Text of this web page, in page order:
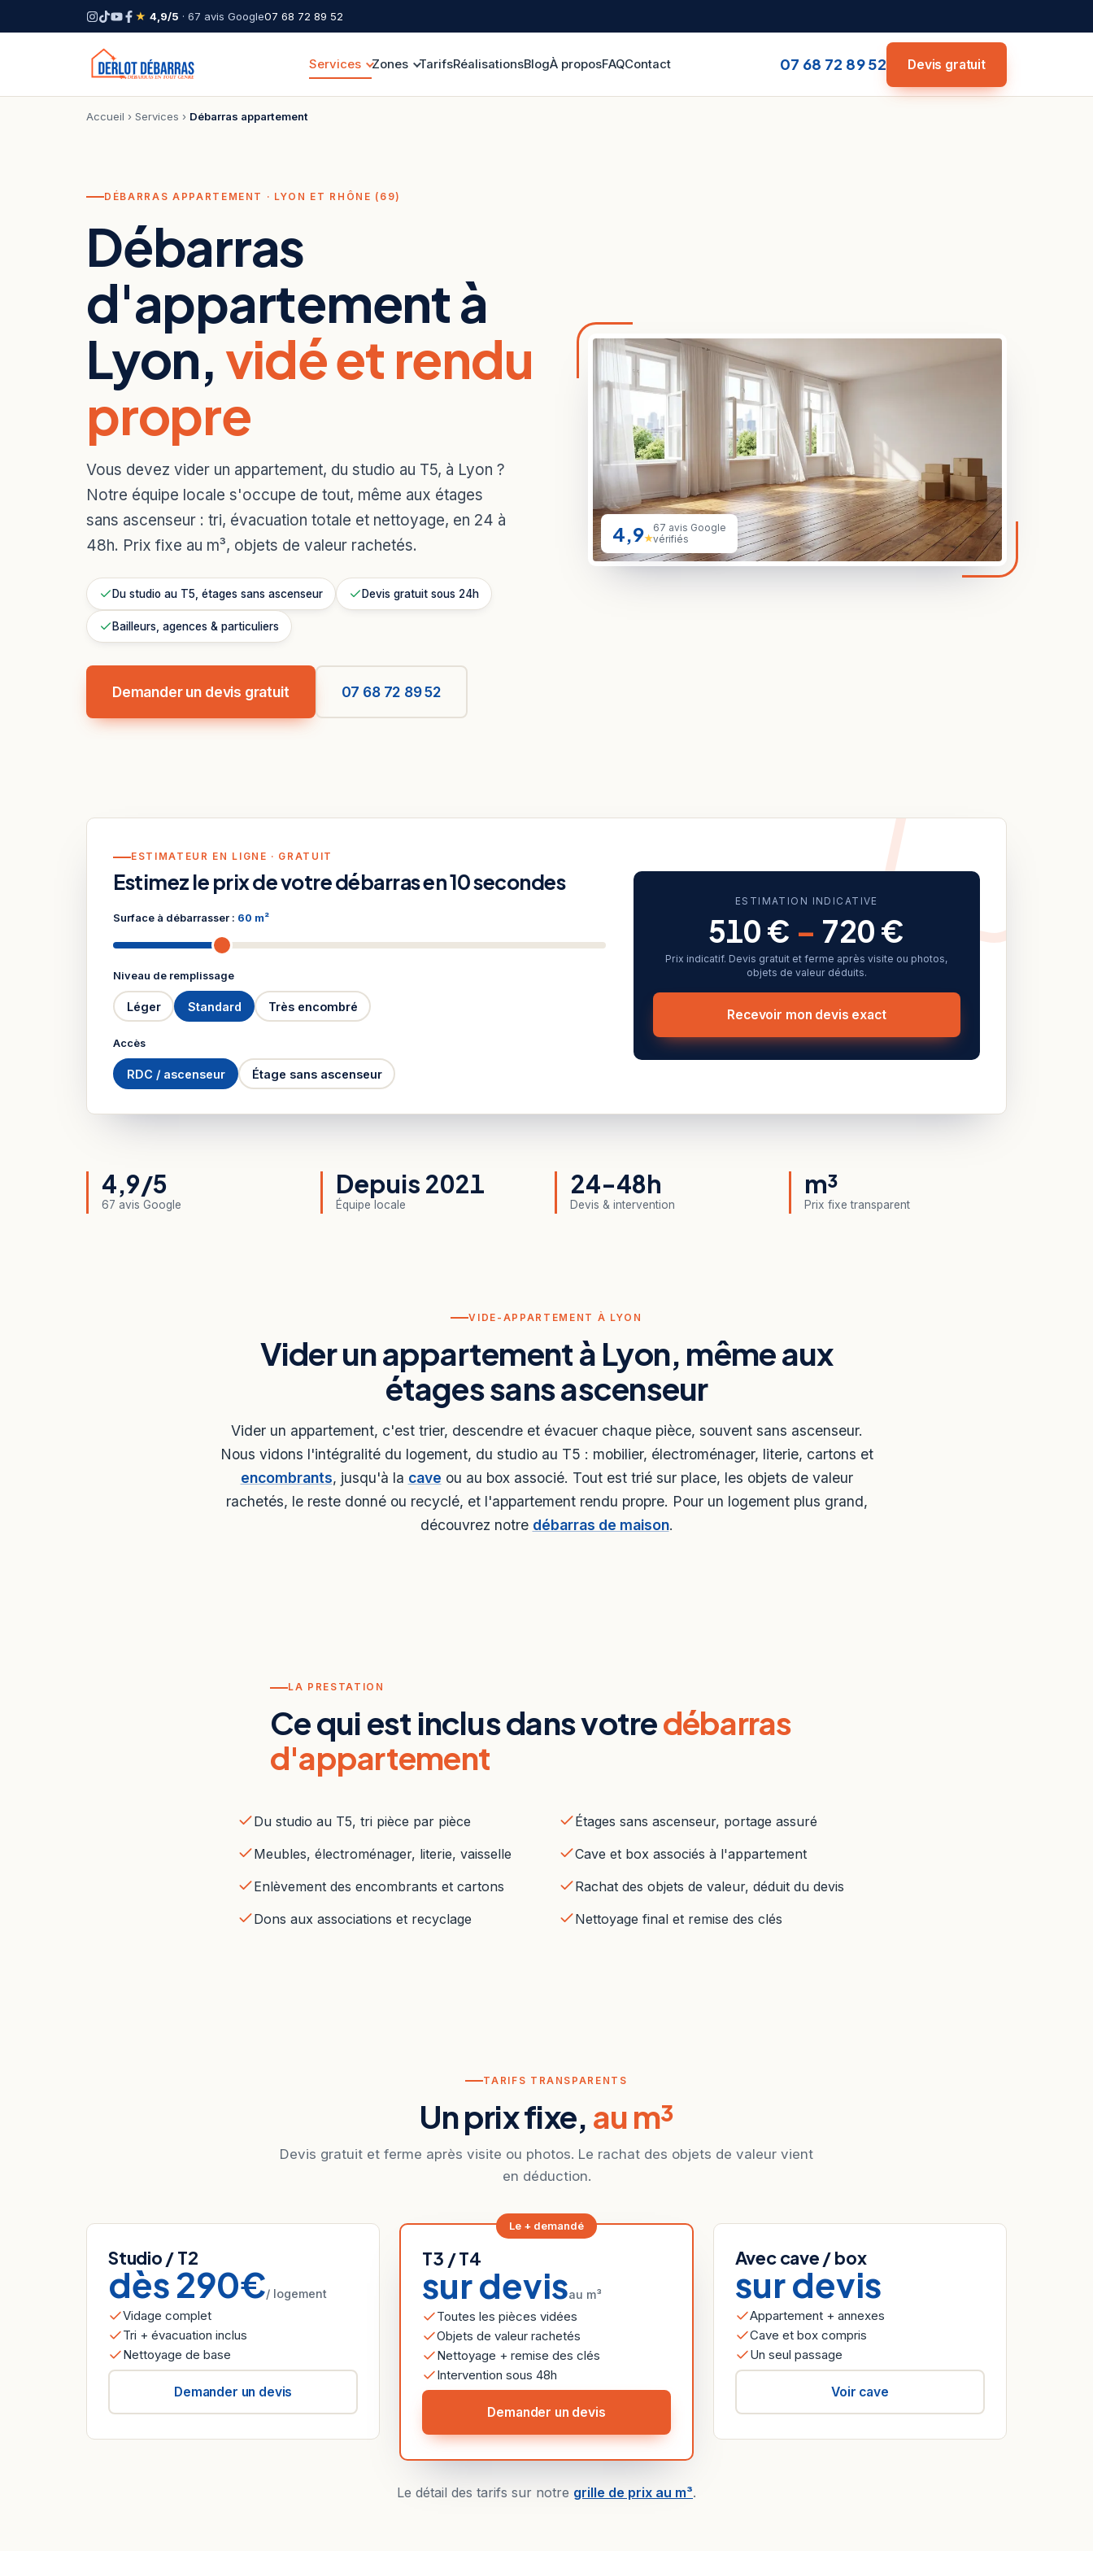
★ 4,9/5 · 67 avis Google07 68 72 89 52
Services Zones TarifsRéalisationsBlogÀ proposFAQContact 07 68 72 89 52 Devis gratuit
Accueil › Services › Débarras appartement
DÉBARRAS APPARTEMENT · LYON ET RHÔNE (69)
Débarras
d'appartement à
Lyon,vidé et rendu
propre
Vous devez vider un appartement, du studio au T5, à Lyon ?
Notre équipe locale s'occupe de tout, même aux étages
sans ascenseur : tri, évacuation totale et nettoyage, en 24 à
48h. Prix fixe au m³, objets de valeur rachetés.
Du studio au T5, étages sans ascenseur Devis gratuit sous 24h
Bailleurs, agences & particuliers
Demander un devis gratuit 07 68 72 89 52
4,9★
67 avis Google
vérifiés
ESTIMATEUR EN LIGNE · GRATUIT
Estimez le prix de votre débarras en 10 secondes
Surface à débarrasser : 60 m²
Niveau de remplissage
Léger Standard Très encombré
Accès
RDC / ascenseur Étage sans ascenseur
ESTIMATION INDICATIVE
510 € – 720 €
Prix indicatif. Devis gratuit et ferme après visite ou photos,
objets de valeur déduits.
Recevoir mon devis exact
4,9/5
67 avis Google
Depuis 2021
Équipe locale
24-48h
Devis & intervention
m³
Prix fixe transparent
VIDE-APPARTEMENT À LYON
Vider un appartement à Lyon, même aux
étages sans ascenseur
Vider un appartement, c'est trier, descendre et évacuer chaque pièce, souvent sans ascenseur.
Nous vidons l'intégralité du logement, du studio au T5 : mobilier, électroménager, literie, cartons et
encombrants, jusqu'à la cave ou au box associé. Tout est trié sur place, les objets de valeur
rachetés, le reste donné ou recyclé, et l'appartement rendu propre. Pour un logement plus grand,
découvrez notre débarras de maison.
LA PRESTATION
Ce qui est inclus dans votredébarras
d'appartement
Du studio au T5, tri pièce par pièce
Étages sans ascenseur, portage assuré
Meubles, électroménager, literie, vaisselle
Cave et box associés à l'appartement
Enlèvement des encombrants et cartons
Rachat des objets de valeur, déduit du devis
Dons aux associations et recyclage
Nettoyage final et remise des clés
TARIFS TRANSPARENTS
Un prix fixe, au m³
Devis gratuit et ferme après visite ou photos. Le rachat des objets de valeur vient
en déduction.
Studio / T2
dès 290€/ logement
Vidage complet
Tri + évacuation inclus
Nettoyage de base
Demander un devis
Le + demandé
T3 / T4
sur devisau m³
Toutes les pièces vidées
Objets de valeur rachetés
Nettoyage + remise des clés
Intervention sous 48h
Demander un devis
Avec cave / box
sur devis
Appartement + annexes
Cave et box compris
Un seul passage
Voir cave
Le détail des tarifs sur notre grille de prix au m³.